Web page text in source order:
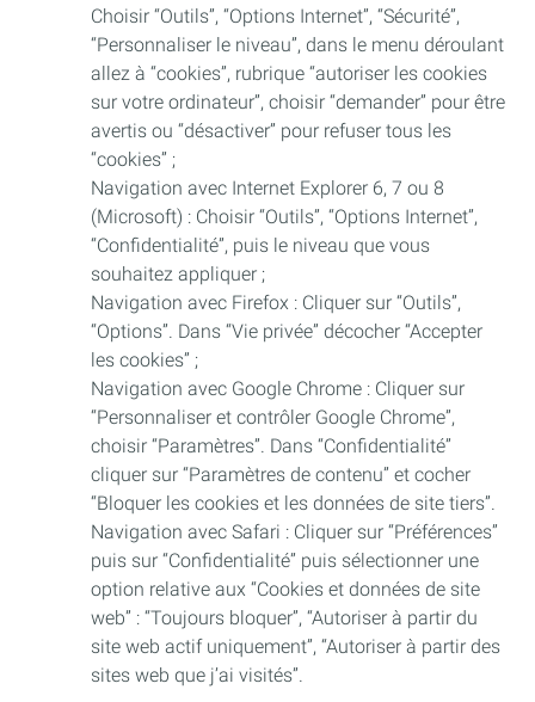
Choisir “Outils”, “Options Internet”, “Sécurité”,
“Personnaliser le niveau”, dans le menu déroulant
allez à “cookies”, rubrique “autoriser les cookies
sur votre ordinateur”, choisir “demander” pour être
avertis ou “désactiver” pour refuser tous les
“cookies” ;
Navigation avec Internet Explorer 6, 7 ou 8
(Microsoft) : Choisir “Outils”, “Options Internet”,
“Confidentialité”, puis le niveau que vous
souhaitez appliquer ;
Navigation avec Firefox : Cliquer sur “Outils”,
“Options”. Dans “Vie privée” décocher “Accepter
les cookies” ;
Navigation avec Google Chrome : Cliquer sur
“Personnaliser et contrôler Google Chrome”,
choisir “Paramètres”. Dans “Confidentialité”
cliquer sur “Paramètres de contenu” et cocher
“Bloquer les cookies et les données de site tiers”.
Navigation avec Safari : Cliquer sur “Préférences”
puis sur “Confidentialité” puis sélectionner une
option relative aux “Cookies et données de site
web” : “Toujours bloquer”, “Autoriser à partir du
site web actif uniquement”, “Autoriser à partir des
sites web que j’ai visités”.